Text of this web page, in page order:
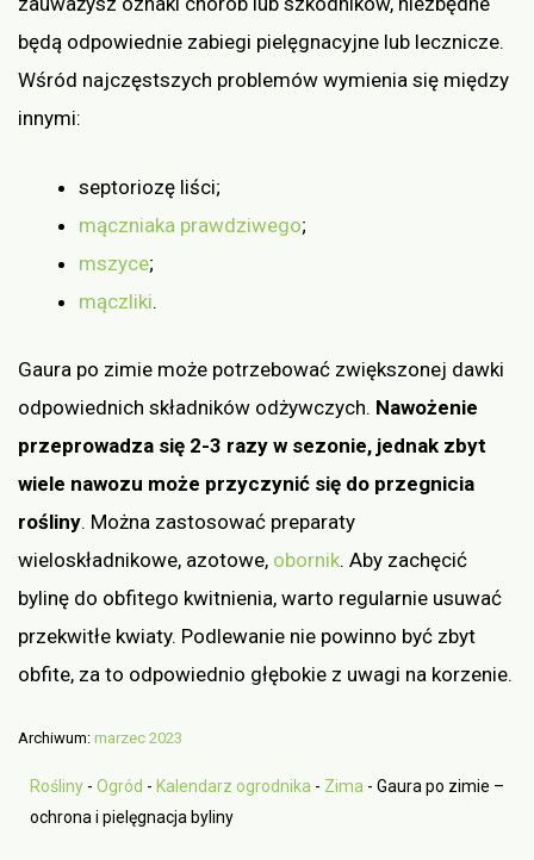
będą odpowiednie zabiegi pielęgnacyjne lub lecznicze.
Wśród najczęstszych problemów wymienia się między
innymi:
septoriozę liści;
mączniaka prawdziwego;
mszyce;
mączliki.
Gaura po zimie może potrzebować zwiększonej dawki
odpowiednich składników odżywczych. Nawożenie
przeprowadza się 2-3 razy w sezonie, jednak zbyt
wiele nawozu może przyczynić się do przegnicia
rośliny. Można zastosować preparaty
wieloskładnikowe, azotowe, obornik. Aby zachęcić
bylinę do obfitego kwitnienia, warto regularnie usuwać
przekwitłe kwiaty. Podlewanie nie powinno być zbyt
obfite, za to odpowiednio głębokie z uwagi na korzenie.
Archiwum: marzec 2023
Rośliny - Ogród - Kalendarz ogrodnika - Zima - Gaura po zimie –
ochrona i pielęgnacja byliny